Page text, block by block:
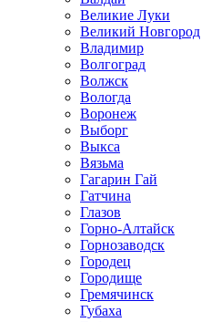
Великие Луки
Великий Новгород
Владимир
Волгоград
Волжск
Вологда
Воронеж
Выборг
Выкса
Вязьма
Гагарин Гай
Гатчина
Глазов
Горно-Алтайск
Горнозаводск
Городец
Городище
Гремячинск
Губаха